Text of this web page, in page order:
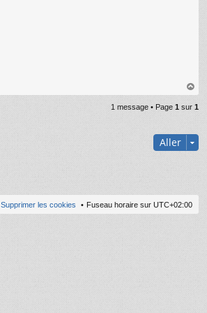
au
t
1 message • Page 1 sur 1
Aller
Fuseau horaire sur UTC+02:00
Supprimer les cookies